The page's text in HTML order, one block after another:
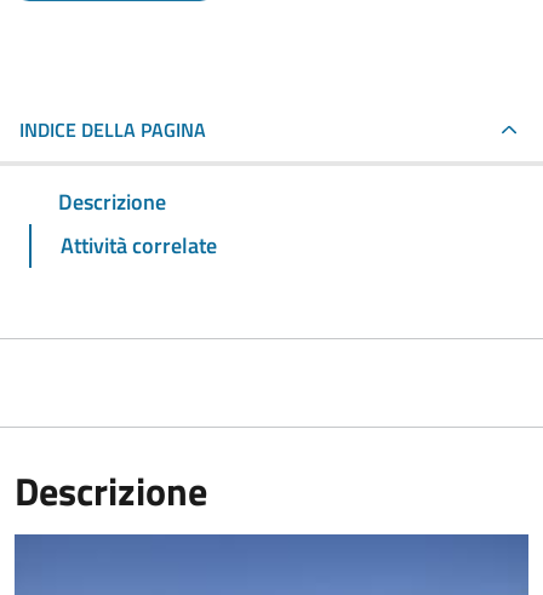
INDICE DELLA PAGINA
Descrizione
Attività correlate
Descrizione